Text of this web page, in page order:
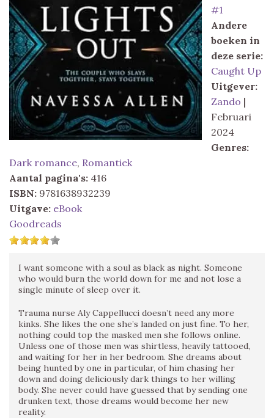
#1
Andere
boeken in
deze serie:
Caught Up
Uitgever:
Zando |
Februari
2024
Genres:
Dark romance, Romantiek
Aantal pagina's: 416
ISBN: 9781638932239
Uitgave: eBook
Goodreads
I want someone with a soul as black as night. Someone
who would burn the world down for me and not lose a
single minute of sleep over it.
Trauma nurse Aly Cappellucci doesn’t need any more
kinks. She likes the one she’s landed on just fine. To her,
nothing could top the masked men she follows online.
Unless one of those men was shirtless, heavily tattooed,
and waiting for her in her bedroom. She dreams about
being hunted by one in particular, of him chasing her
down and doing deliciously dark things to her willing
body. She never could have guessed that by sending one
drunken text, those dreams would become her new
reality.